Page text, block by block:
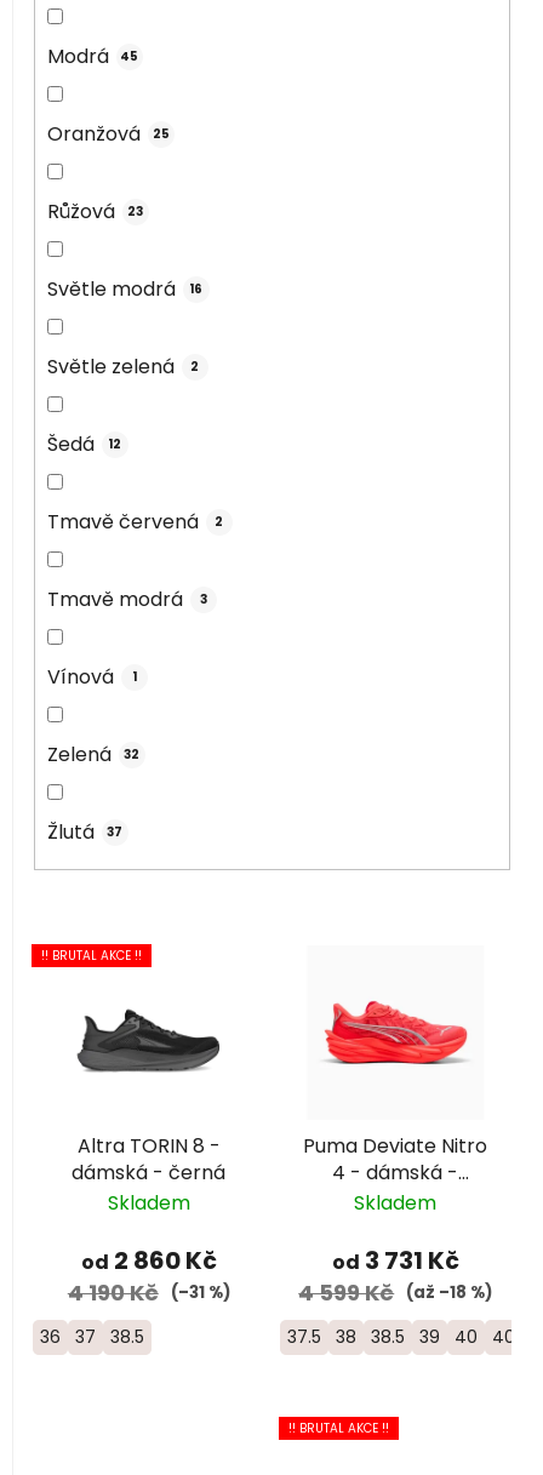
Modrá 45
Oranžová 25
Růžová 23
Světle modrá 16
Světle zelená 2
Šedá 12
Tmavě červená 2
Tmavě modrá 3
Vínová 1
Zelená 32
Žlutá 37
V
ý
ů
!! BRUTAL AKCE !!
Altra TORIN 8 -
dámská - černá
Skladem
od 2 860 Kč
4 190 Kč (–31 %)
36 37 38.5
Puma Deviate Nitro
4 - dámská -
červená
Skladem
od 3 731 Kč
4 599 Kč (až –18 %)
37.5 38 38.5 39 40 40.5
!! BRUTAL AKCE !!